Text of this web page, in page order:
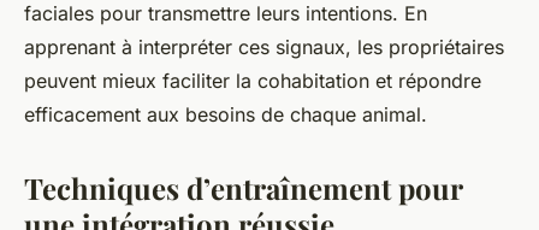
faciales pour transmettre leurs intentions. En
apprenant à interpréter ces signaux, les propriétaires
peuvent mieux faciliter la cohabitation et répondre
efficacement aux besoins de chaque animal.
Techniques d’entraînement pour